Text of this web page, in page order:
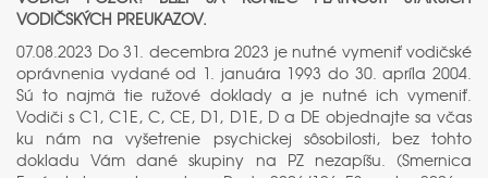
VODIČSKÝCH PREUKAZOV.
07.08.2023 Do 31. decembra 2023 je nutné vymeniť vodičské
oprávnenia vydané od 1. januára 1993 do 30. apríla 2004.
Sú to najmä tie ružové doklady a je nutné ich vymeniť.
Vodiči s C1, C1E, C, CE, D1, D1E, D a DE objednajte sa včas
ku nám na vyšetrenie psychickej sôsobilosti, bez tohto
dokladu Vám dané skupiny na PZ nezapíšu. (Smernica